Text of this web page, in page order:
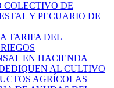
COLECTIVO DE
Y PECUARIO DE
TARIFA DEL
EN HACIENDA
AL CULTIVO
AGRÍCOLAS